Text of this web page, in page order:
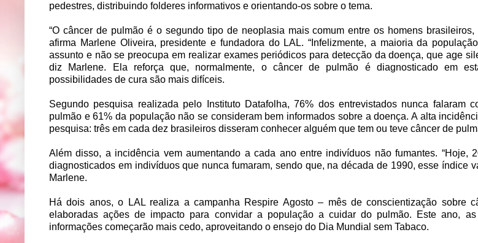
pedestres, distribuindo folderes informativos e orientando-os sobre o tema.
“O câncer de pulmão é o segundo tipo de neoplasia mais comum entre os homens brasileiros,
afirma Marlene Oliveira, presidente e fundadora do LAL. “Infelizmente, a maioria da
assunto e não se preocupa em realizar exames periódicos para detecção da doença, que age
diz Marlene. Ela reforça que, normalmente, o câncer de pulmão é diagnosticado em
possibilidades de cura são mais difíceis.
Segundo pesquisa realizada pelo Instituto Datafolha, 76% dos entrevistados nunca falaram
pulmão e 61% da população não se consideram bem informados sobre a doença. A alta
pesquisa: três em cada dez brasileiros disseram conhecer alguém que tem ou teve câncer de
Além disso, a incidência vem aumentando a cada ano entre indivíduos não fumantes. “Hoje,
diagnosticados em indivíduos que nunca fumaram, sendo que, na década de 1990, esse índice
Marlene.
Há dois anos, o LAL realiza a campanha Respire Agosto – mês de conscientização sobre
elaboradas ações de impacto para convidar a população a cuidar do pulmão. Este ano,
informações começarão mais cedo, aproveitando o ensejo do Dia Mundial sem Tabaco.